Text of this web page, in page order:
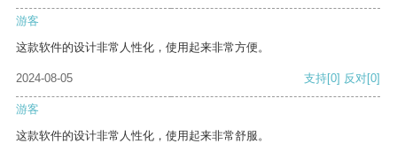
游客
这款软件的设计非常人性化，使用起来非常方便。
2024-08-05 支持[0] 反对[0]
游客
这款软件的设计非常人性化，使用起来非常舒服。